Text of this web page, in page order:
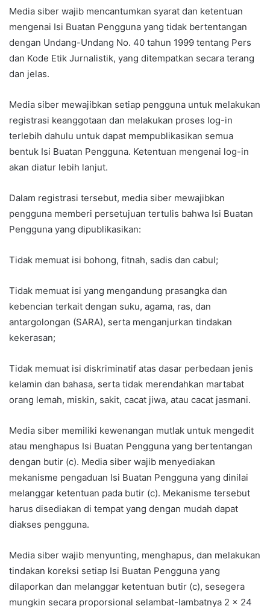
Media siber wajib mencantumkan syarat dan ketentuan
mengenai Isi Buatan Pengguna yang tidak bertentangan
dengan Undang-Undang No. 40 tahun 1999 tentang Pers
dan Kode Etik Jurnalistik, yang ditempatkan secara terang
dan jelas.
Media siber mewajibkan setiap pengguna untuk melakukan
registrasi keanggotaan dan melakukan proses log-in
terlebih dahulu untuk dapat mempublikasikan semua
bentuk Isi Buatan Pengguna. Ketentuan mengenai log-in
akan diatur lebih lanjut.
Dalam registrasi tersebut, media siber mewajibkan
pengguna memberi persetujuan tertulis bahwa Isi Buatan
Pengguna yang dipublikasikan:
Tidak memuat isi bohong, fitnah, sadis dan cabul;
Tidak memuat isi yang mengandung prasangka dan
kebencian terkait dengan suku, agama, ras, dan
antargolongan (SARA), serta menganjurkan tindakan
kekerasan;
Tidak memuat isi diskriminatif atas dasar perbedaan jenis
kelamin dan bahasa, serta tidak merendahkan martabat
orang lemah, miskin, sakit, cacat jiwa, atau cacat jasmani.
Media siber memiliki kewenangan mutlak untuk mengedit
atau menghapus Isi Buatan Pengguna yang bertentangan
dengan butir (c). Media siber wajib menyediakan
mekanisme pengaduan Isi Buatan Pengguna yang dinilai
melanggar ketentuan pada butir (c). Mekanisme tersebut
harus disediakan di tempat yang dengan mudah dapat
diakses pengguna.
Media siber wajib menyunting, menghapus, dan melakukan
tindakan koreksi setiap Isi Buatan Pengguna yang
dilaporkan dan melanggar ketentuan butir (c), sesegera
mungkin secara proporsional selambat-lambatnya 2 x 24